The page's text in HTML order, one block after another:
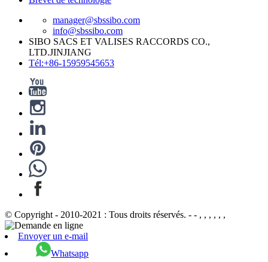
manager@sbssibo.com
info@sbssibo.com
SIBO SACS ET VALISES RACCORDS CO.,
LTD.JINJIANG
Tél:+86-15959545653
© Copyright - 2010-2021 : Tous droits réservés. - - , , , , , ,
Envoyer un e-mail
Whatsapp